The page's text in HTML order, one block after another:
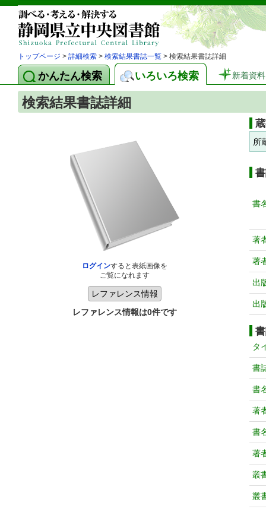
トップページ > 詳細検索 > 検索結果書誌一覧 > 検索結果書誌詳細
かんたん検索 いろいろ検索 新着資料
検索結果書誌詳細
ログインすると表紙画像を
ご覧になれます
レファレンス情報は0件です
所
書
著
著
出
出
タ
書
書
著
書
著
叢
叢